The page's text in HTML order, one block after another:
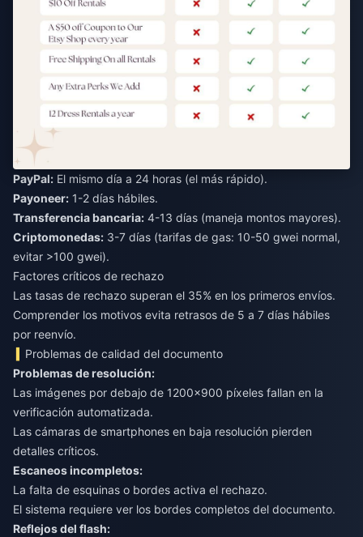
PayPal: El mismo día a 24 horas (el más rápido).
Payoneer: 1-2 días hábiles.
Transferencia bancaria: 4-13 días (maneja montos mayores).
Criptomonedas: 3-7 días (tarifas de gas: 10-50 gwei normal,
evitar >100 gwei).
Factores críticos de rechazo
Las tasas de rechazo superan el 35% en los primeros envíos.
Comprender los motivos evita retrasos de 5 a 7 días hábiles
por reenvío.
Problemas de calidad del documento
Problemas de resolución:
Las imágenes por debajo de 1200x900 píxeles fallan en la
verificación automatizada.
Las cámaras de smartphones en baja resolución pierden
detalles críticos.
Escaneos incompletos:
La falta de esquinas o bordes activa el rechazo.
El sistema requiere ver los bordes completos del documento.
Reflejos del flash: